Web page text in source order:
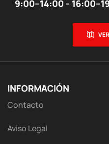
9:00–14:00 -
INFORMACIÓN
Contacto
Aviso Legal